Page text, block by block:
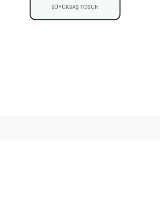
BÜYÜKBAŞ TOSUN